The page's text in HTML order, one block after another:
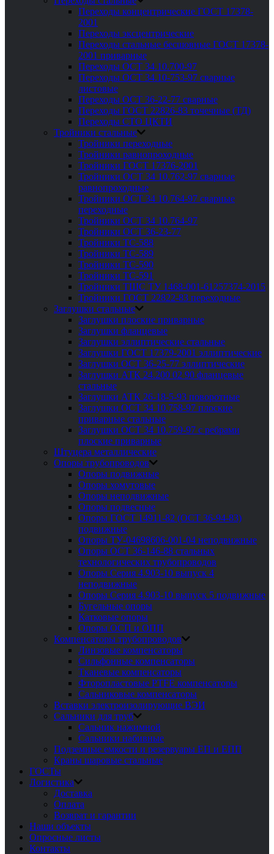
Переходы концентрические ГОСТ 17378-
2001
Переходы эксцентрические
Переходы стальные бесшовные ГОСТ 17378-
2001 приварные
Переходы ОСТ 34.10.700-97
Переходы ОСТ 34.10-753-97 сварные
листовые
Переходы ОСТ 36-22-77 сварные
Переходы ГОСТ 22826-83 точечные (ТД)
Переходы СТО ЦКТИ
Тройники стальные
Тройники переходные
Тройники равнопроходные
Тройники ГОСТ 17376-2001
Тройники ОСТ 34 10.762-97 сварные
равнопроходные
Тройники ОСТ 34 10.764-97 сварные
переходные
Тройники ОСТ 34 10.764-97
Тройники ОСТ 36-23-77
Тройники ТС-588
Тройники ТС-589
Тройники ТС-590
Тройники ТС-591
Тройники ТШС ТУ 1468-001-61257374-2015
Тройники ГОСТ 22822-83 переходные
Заглушки стальные
Заглушки плоские приварные
Заглушки фланцевые
Заглушки эллиптические стальные
Заглушки ГОСТ 17379-2001 эллиптические
Заглушки ОСТ 36-25-77 эллиптические
Заглушки АТК 24.200 02 90 фланцевые
стальные
Заглушки АТК 26-18-5-93 поворотные
Заглушки ОСТ 34 10.758-97 плоские
приварные стальные
Заглушки ОСТ 34 10.759-97 с ребрами
плоские приварные
Штуцера металлические
Опоры трубопроводов
Опоры подвижные
Опоры хомутовые
Опоры неподвижные
Опоры подвесные
Опоры ГОСТ 14911-82 (ОСТ 36-94-83)
подвижные
Опоры ТУ-04698606-001-04 неподвижные
Опоры ОСТ 36-146-88 стальных
технологических трубопроводов
Опоры Серия 4.903-10 выпуск 4
неподвижные
Опоры Серия 4.903-10 выпуск 5 подвижные
Бугельные опоры
Катковые опоры
Опоры ОСП и ОПП
Компенсаторы трубопроводов
Линзовые компенсаторы
Сильфонные компенсаторы
Тканевые компенсаторы
Фторопластовые PTFE компенсаторы
Сальниковые компенсаторы
Вставки электроизолирующие ВЭИ
Сальники для труб
Сальник нажимной
Сальники набивные
Подземные емкости и резервуары ЕП и ЕПП
Краны шаровые стальные
ГОСТы
Логистика
Доставка
Оплата
Возврат и гарантии
Наши объекты
Опросные листы
Контакты